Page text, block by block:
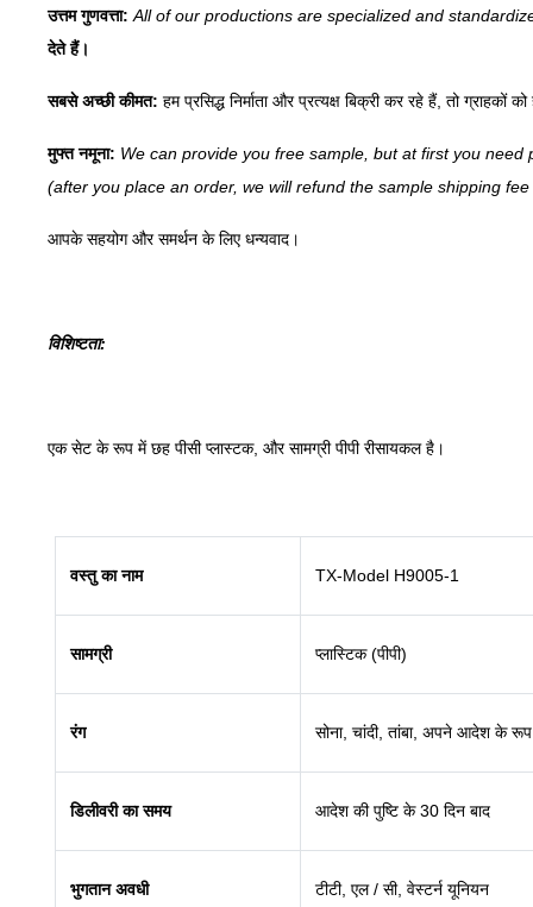
उत्तम गुणवत्ता: All of our productions are specialized and
देते हैं।
सबसे अच्छी कीमत: हम प्रसिद्ध निर्माता और प्रत्यक्ष बिक्री कर रहे हैं, तो ग्राहकों
मुफ्त नमूना: We can provide you free sample, but at first you need
(after you place an order, we will refund the sample shipping fee
आपके सहयोग और समर्थन के लिए धन्यवाद।
विशिष्टता:
एक सेट के रूप में छह पीसी प्लास्टक, और सामग्री पीपी रीसायकल है।
वस्तु का नाम TX-Model H9005-1
सामग्री प्लास्टिक (पीपी)
रंग सोना, चांदी, तांबा, अपने आदेश के
डिलीवरी का समय आदेश की पुष्टि के 30 दिन बाद
भुगतान अवधी टीटी, एल / सी, वेस्टर्न यूनियन